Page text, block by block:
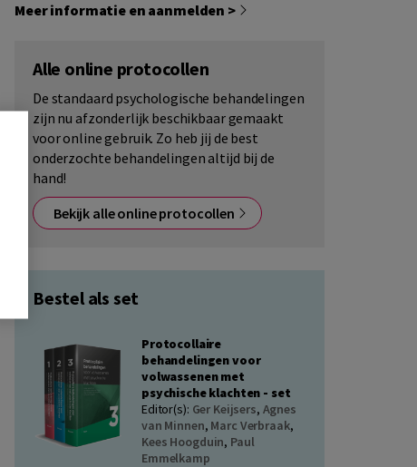
Meer informatie en aanmelden >
Alle online protocollen
De standaard psychologische behandelingen
zijn nu afzonderlijk beschikbaar gemaakt
voor online gebruik. Zo heb jij de best
onderzochte behandelingen altijd bij de
hand!
Bekijk alle online protocollen
Bestel als set
Protocollaire
behandelingen voor
volwassenen met
psychische klachten - set
Editor(s): Ger Keijsers, Agnes
van Minnen, Marc Verbraak,
Kees Hoogduin, Paul
Emmelkamp